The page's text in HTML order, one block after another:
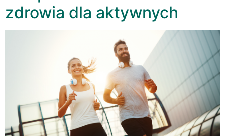
zdrowia dla aktywnych